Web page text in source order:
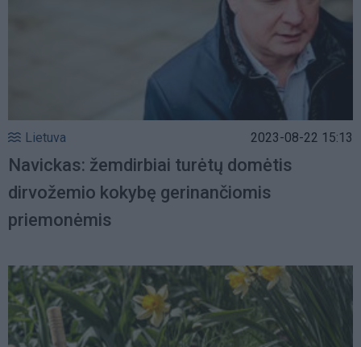
Lietuva 2023-08-22 15:13
Navickas: žemdirbiai turėtų domėtis
dirvožemio kokybę gerinančiomis
priemonėmis